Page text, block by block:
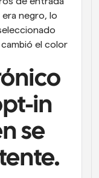
negro, lo
el color
in
se